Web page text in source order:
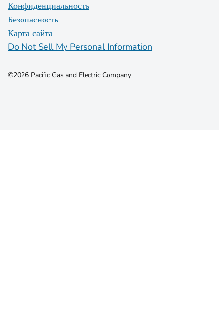
Конфиденциальность
Безопасность
Карта сайта
Do Not Sell My Personal Information
©2026 Pacific Gas and Electric Company